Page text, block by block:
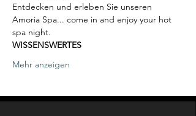
Entdecken und erleben Sie unseren
Amoria Spa... come in and enjoy your hot
spa night.
WISSENSWERTES
Mehr anzeigen